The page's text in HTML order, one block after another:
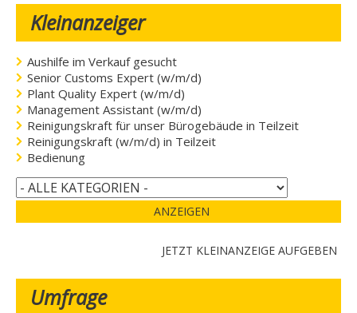
Kleinanzeiger
Aushilfe im Verkauf gesucht
Senior Customs Expert (w/m/d)
Plant Quality Expert (w/m/d)
Management Assistant (w/m/d)
Reinigungskraft für unser Bürogebäude in Teilzeit
Reinigungskraft (w/m/d) in Teilzeit
Bedienung
ANZEIGEN
JETZT KLEINANZEIGE AUFGEBEN
Umfrage